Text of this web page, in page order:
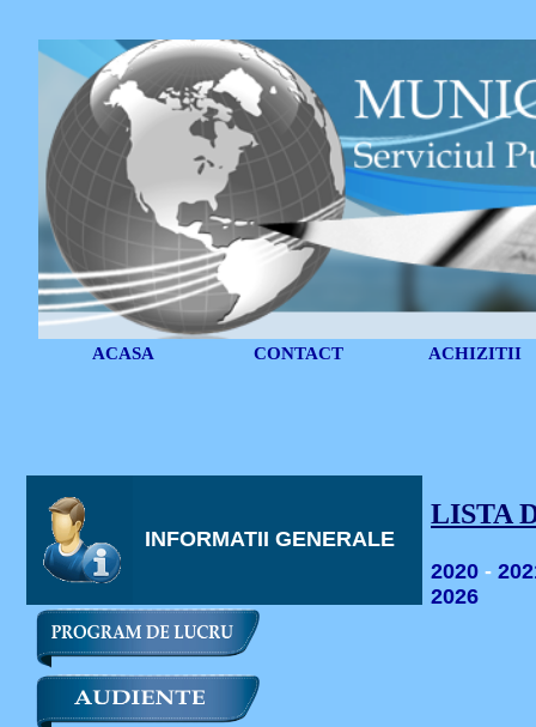
ACASA CONTACT ACHIZITII
INFORMATII GENERALE
LISTA
2020 -
2026